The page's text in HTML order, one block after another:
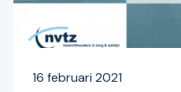
16 februari 2021